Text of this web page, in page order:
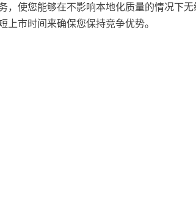
，使您能够在不影响本地化质量的情况下无
上市时间来确保您保持竞争优势。